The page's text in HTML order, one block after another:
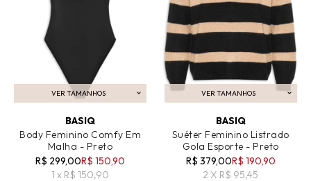
VER TAMANHOS
ADICIONAR AO CARRINHO
BASIQ
Body Feminino Comfy Em
Malha - Preto
R$ 299,00R$ 150,90
1 x R$ 150,90
VER TAMANHOS
ADICIONAR AO CARRINHO
BASIQ
Suéter Feminino Listrado
Gola Esporte - Preto
R$ 379,00R$ 190,90
2 X R$ 95,45